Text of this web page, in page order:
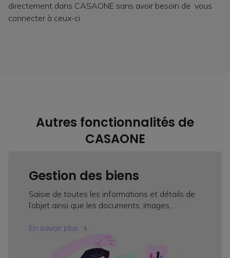
directement dans CASAONE sans avoir besoin de vous
connecter à ceux-ci.
Autres fonctionnalités de
CASAONE
Gestion des biens
Saisie de toutes les informations et détails de
l’objet ainsi que les documents, images,…
En savoir plus